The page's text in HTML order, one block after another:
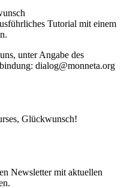
Tutorial mit einem
unter Angabe des
dialog@monneta.org
Glückwunsch!
Newsletter mit aktuellen